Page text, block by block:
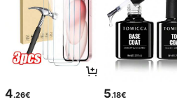
4.26€ 5.18€